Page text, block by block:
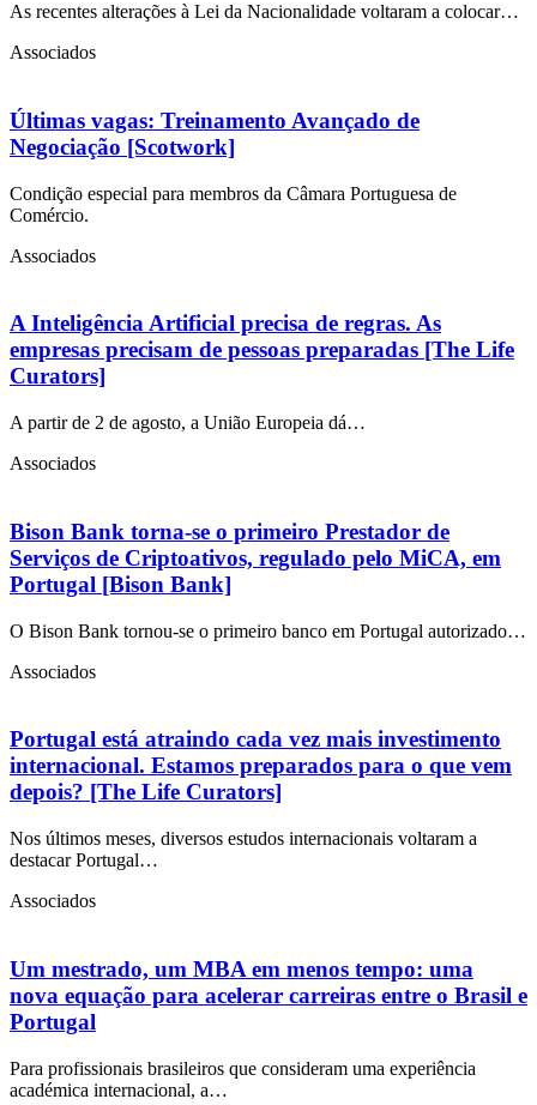
As recentes alterações à Lei da Nacionalidade voltaram a colocar…
Associados
Últimas vagas: Treinamento Avançado de
Negociação [Scotwork]
Condição especial para membros da Câmara Portuguesa de
Comércio.
Associados
A Inteligência Artificial precisa de regras. As
empresas precisam de pessoas preparadas [The Life
Curators]
A partir de 2 de agosto, a União Europeia dá…
Associados
Bison Bank torna-se o primeiro Prestador de
Serviços de Criptoativos, regulado pelo MiCA, em
Portugal [Bison Bank]
O Bison Bank tornou-se o primeiro banco em Portugal autorizado…
Associados
Portugal está atraindo cada vez mais investimento
internacional. Estamos preparados para o que vem
depois? [The Life Curators]
Nos últimos meses, diversos estudos internacionais voltaram a
destacar Portugal…
Associados
Um mestrado, um MBA em menos tempo: uma
nova equação para acelerar carreiras entre o Brasil e
Portugal
Para profissionais brasileiros que consideram uma experiência
académica internacional, a…